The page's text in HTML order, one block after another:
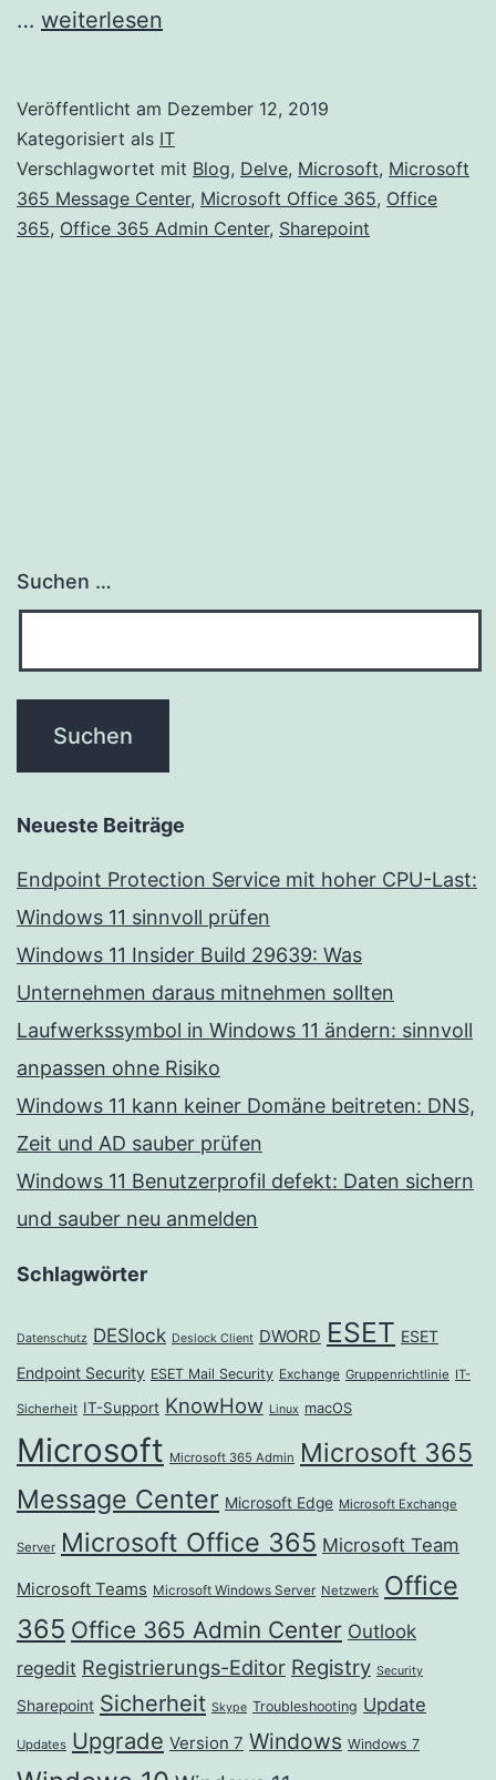
… Einstellung
SharePoint-
und
Delve-
Blogs
weiterlesen
Veröffentlicht am Dezember 12, 2019
Kategorisiert als IT
Verschlagwortet mit Blog, Delve, Microsoft, Microsoft
365 Message Center, Microsoft Office 365, Office
365, Office 365 Admin Center, Sharepoint
Suchen …
Neueste Beiträge
Endpoint Protection Service mit hoher CPU-Last:
Windows 11 sinnvoll prüfen
Windows 11 Insider Build 29639: Was
Unternehmen daraus mitnehmen sollten
Laufwerkssymbol in Windows 11 ändern: sinnvoll
anpassen ohne Risiko
Windows 11 kann keiner Domäne beitreten: DNS,
Zeit und AD sauber prüfen
Windows 11 Benutzerprofil defekt: Daten sichern
und sauber neu anmelden
Schlagwörter
Datenschutz DESlock Deslock Client DWORD ESET ESET
Endpoint Security ESET Mail Security Exchange Gruppenrichtlinie IT-
Sicherheit IT-Support KnowHow Linux macOS
Microsoft Microsoft 365 Admin Microsoft 365
Message Center Microsoft Edge Microsoft Exchange
Server Microsoft Office 365 Microsoft Team
Microsoft Teams Microsoft Windows Server Netzwerk Office
365 Office 365 Admin Center Outlook
regedit Registrierungs-Editor Registry Security
Sharepoint Sicherheit Skype Troubleshooting Update
Updates Upgrade Version 7 Windows Windows 7